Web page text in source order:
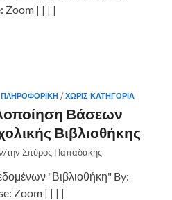
| | | |
ΠΛΗΡΟΦΟΡΙΚΉ /ΧΩΡΊΣ ΚΑΤΗΓΟΡΊΑ
Βάσεων
Βιβλιοθήκης
την Σπύρος Παπαδάκης
"Βιβλιοθήκη" By:
Zoom | | | |